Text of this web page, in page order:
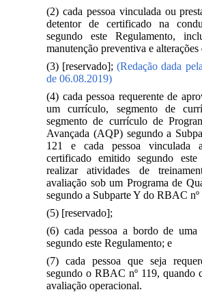
(2) cada pessoa vinculada ou
detentor de certificado na
segundo este Regulamento,
manutenção preventiva e alterações
(3) [reservado];(Redação dada
de 06.08.2019)
(4) cada pessoa requerente de
um currículo, segmento de
segmento de currículo de
Avançada (AQP) segundo a
121 e cada pessoa vinculada
certificado emitido segundo este
realizar atividades de
avaliação sob um Programa de
segundo a Subparte Y do RBAC nº
(5) [reservado];
(6) cada pessoa a bordo de uma
segundo este Regulamento; e
(7) cada pessoa que seja
segundo o RBAC nº 119, quando
avaliação operacional.